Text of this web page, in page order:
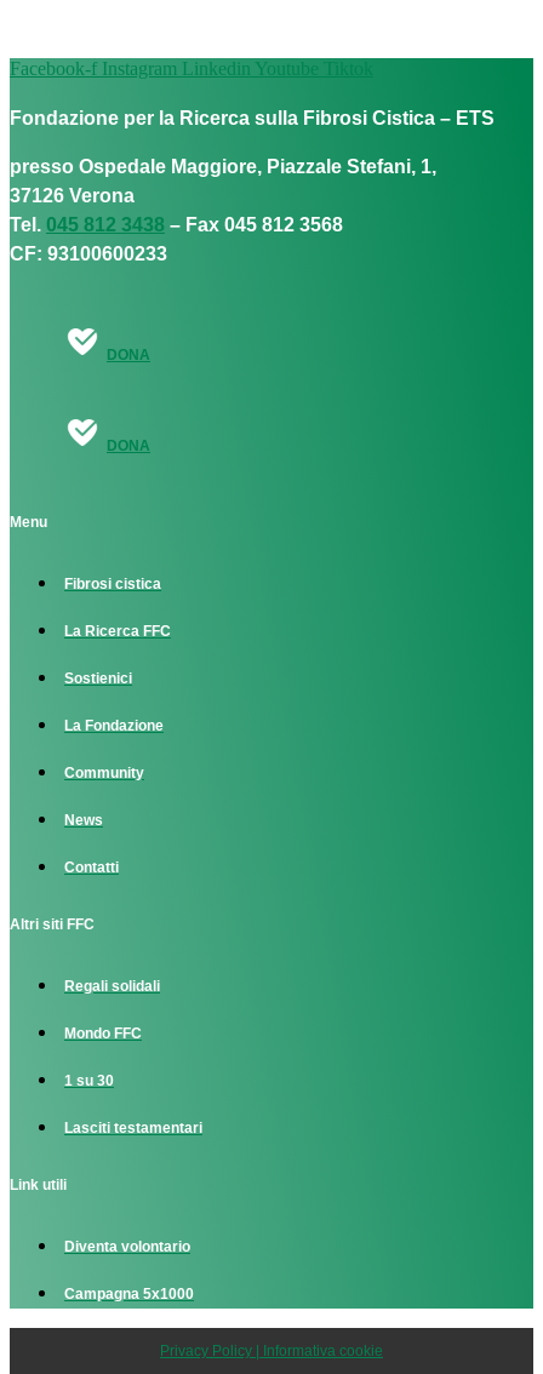
Facebook-f Instagram Linkedin Youtube Tiktok
Fondazione per la Ricerca sulla Fibrosi Cistica – ETS
presso Ospedale Maggiore, Piazzale Stefani, 1,
37126 Verona
Tel. 045 812 3438 – Fax 045 812 3568
CF: 93100600233
DONA
DONA
Menu
Fibrosi cistica
La Ricerca FFC
Sostienici
La Fondazione
Community
News
Contatti
Altri siti FFC
Regali solidali
Mondo FFC
1 su 30
Lasciti testamentari
Link utili
Diventa volontario
Campagna 5x1000
Privacy Policy | Informativa cookie